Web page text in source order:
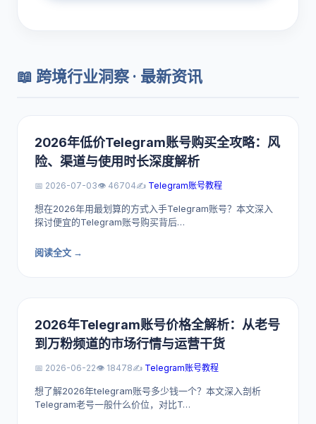
📖 跨境行业洞察 · 最新资讯
2026年低价Telegram账号购买全攻略：风
险、渠道与使用时长深度解析
📅 2026-07-03👁️ 46704✍️ Telegram账号教程
想在2026年用最划算的方式入手Telegram账号？本文深入
探讨便宜的Telegram账号购买背后…
阅读全文 →
2026年Telegram账号价格全解析：从老号
到万粉频道的市场行情与运营干货
📅 2026-06-22👁️ 18478✍️ Telegram账号教程
想了解2026年telegram账号多少钱一个？本文深入剖析
Telegram老号一般什么价位，对比T…